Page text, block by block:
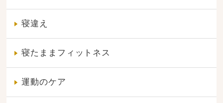
寝違え
寝たままフィットネス
運動のケア